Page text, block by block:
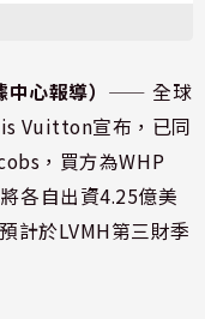
心報導） ⸺ 全球
Vuitton宣布，已同
，買方為WHP
各自出資4.25億美
計於LVMH第三財季